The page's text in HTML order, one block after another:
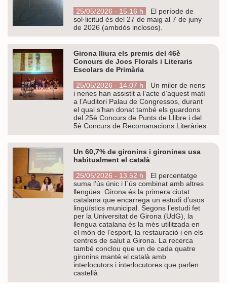
25/05/2026 - 15.16 h
El període de
sol·licitud és del 27 de maig al 7 de juny
de 2026 (ambdós inclosos).
Girona lliura els premis del 46è
Concurs de Jocs Florals i Literaris
Escolars de Primària
25/05/2026 - 14.07 h
Un miler de nens
i nenes han assistit a l’acte d’aquest matí
a l’Auditori Palau de Congressos, durant
el qual s’han donat també els guardons
del 25è Concurs de Punts de Llibre i del
5è Concurs de Recomanacions Literàries
Un 60,7% de gironins i gironines usa
habitualment el català
25/05/2026 - 13.52 h
El percentatge
suma l’ús únic i l´ús combinat amb altres
llengües. Girona és la primera ciutat
catalana que encarrega un estudi d’usos
lingüístics municipal. Segons l’estudi fet
per la Universitat de Girona (UdG), la
llengua catalana és la més utilitzada en
el món de l’esport, la restauració i en els
centres de salut a Girona. La recerca
també conclou que un de cada quatre
gironins manté el català amb
interlocutors i interlocutores que parlen
castellà